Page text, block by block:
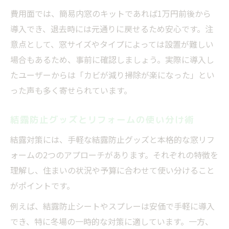
費用面では、簡易内窓のキットであれば1万円前後から
導入でき、退去時には元通りに戻せるため安心です。注
意点として、窓サイズやタイプによっては設置が難しい
場合もあるため、事前に確認しましょう。実際に導入し
たユーザーからは「カビが減り掃除が楽になった」とい
った声も多く寄せられています。
結露防止グッズとリフォームの使い分け術
結露対策には、手軽な結露防止グッズと本格的な窓リフ
ォームの2つのアプローチがあります。それぞれの特徴を
理解し、住まいの状況や予算に合わせて使い分けること
がポイントです。
例えば、結露防止シートやスプレーは安価で手軽に導入
でき、特に冬場の一時的な対策に適しています。一方、